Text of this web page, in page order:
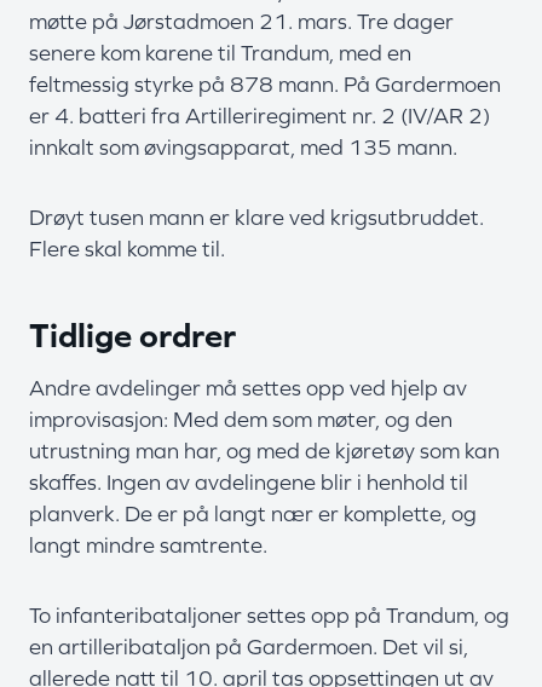
møtte på Jørstadmoen 21. mars. Tre dager
senere kom karene til Trandum, med en
feltmessig styrke på 878 mann. På Gardermoen
er 4. batteri fra Artilleriregiment nr. 2 (IV/AR 2)
innkalt som øvingsapparat, med 135 mann.
Drøyt tusen mann er klare ved krigsutbruddet.
Flere skal komme til.
Tidlige ordrer
Andre avdelinger må settes opp ved hjelp av
improvisasjon: Med dem som møter, og den
utrustning man har, og med de kjøretøy som kan
skaffes. Ingen av avdelingene blir i henhold til
planverk. De er på langt nær er komplette, og
langt mindre samtrente.
To infanteribataljoner settes opp på Trandum, og
en artilleribataljon på Gardermoen. Det vil si,
allerede natt til 10. april tas oppsettingen ut av